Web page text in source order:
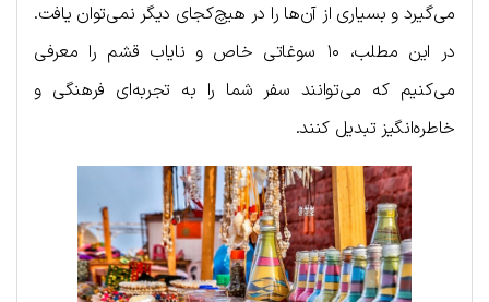
می‌گیرد و بسیاری از آن‌ها را در هیچ‌کجای دیگر نمی‌توان یافت.
در این مطلب، ۱۰ سوغاتی خاص و نایاب قشم را معرفی
می‌کنیم که می‌توانند سفر شما را به تجربه‌ای فرهنگی و
خاطره‌انگیز تبدیل کنند.